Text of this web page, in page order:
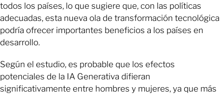
todos los países, lo que sugiere que, con las políticas
adecuadas, esta nueva ola de transformación tecnológica
podría ofrecer importantes beneficios a los países en
desarrollo.
Según el estudio, es probable que los efectos
potenciales de la IA Generativa difieran
significativamente entre hombres y mujeres, ya que más